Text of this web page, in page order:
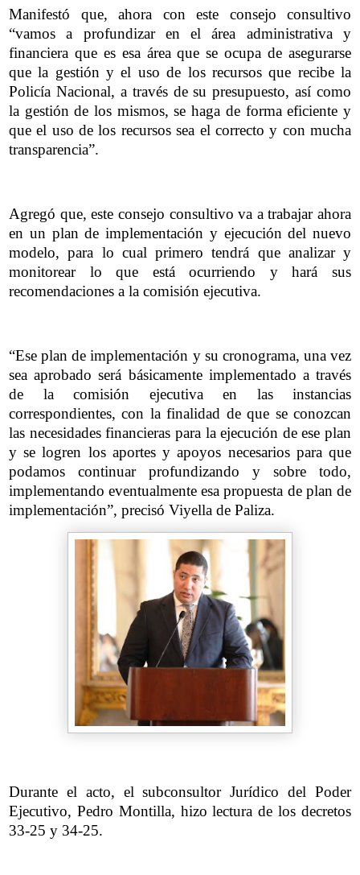
Manifestó que, ahora con este consejo consultivo
“vamos a profundizar en el área administrativa y
financiera que es esa área que se ocupa de asegurarse
que la gestión y el uso de los recursos que recibe la
Policía Nacional, a través de su presupuesto, así como
la gestión de los mismos, se haga de forma eficiente y
que el uso de los recursos sea el correcto y con mucha
transparencia”.
Agregó que, este consejo consultivo va a trabajar ahora
en un plan de implementación y ejecución del nuevo
modelo, para lo cual primero tendrá que analizar y
monitorear lo que está ocurriendo y hará sus
recomendaciones a la comisión ejecutiva.
“Ese plan de implementación y su cronograma, una vez
sea aprobado será básicamente implementado a través
de la comisión ejecutiva en las instancias
correspondientes, con la finalidad de que se conozcan
las necesidades financieras para la ejecución de ese plan
y se logren los aportes y apoyos necesarios para que
podamos continuar profundizando y sobre todo,
implementando eventualmente esa propuesta de plan de
implementación”, precisó Viyella de Paliza.
Durante el acto, el subconsultor Jurídico del Poder
Ejecutivo, Pedro Montilla, hizo lectura de los decretos
33-25 y 34-25.